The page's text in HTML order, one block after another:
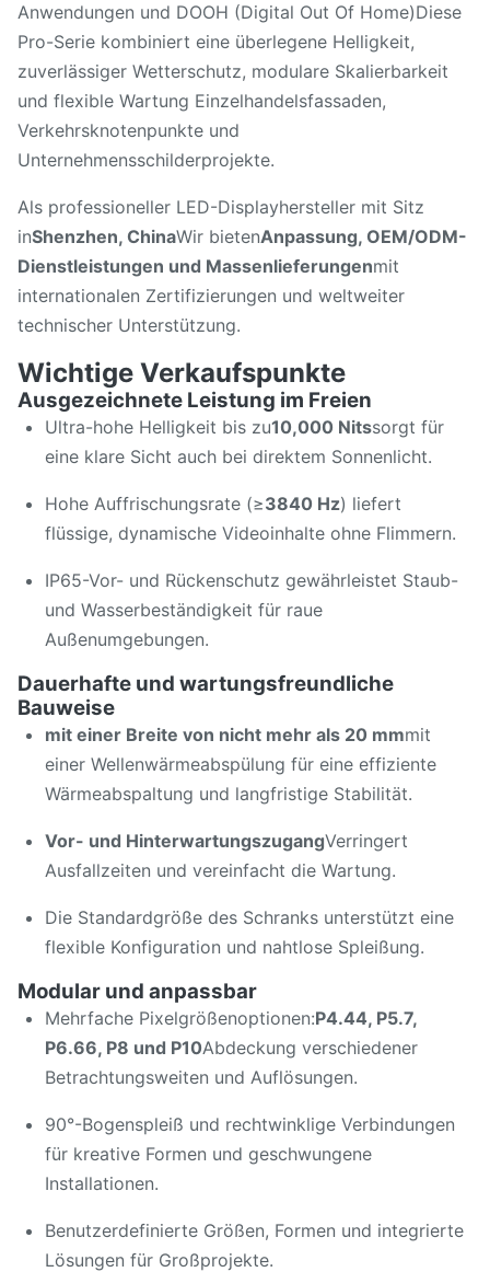
Anwendungen und DOOH (Digital Out Of Home)Diese
Pro-Serie kombiniert eine überlegene Helligkeit,
zuverlässiger Wetterschutz, modulare Skalierbarkeit
und flexible Wartung Einzelhandelsfassaden,
Verkehrsknotenpunkte und
Unternehmensschilderprojekte.
Als professioneller LED-Displayhersteller mit Sitz
inShenzhen, ChinaWir bietenAnpassung, OEM/ODM-
Dienstleistungen und Massenlieferungenmit
internationalen Zertifizierungen und weltweiter
technischer Unterstützung.
Wichtige Verkaufspunkte
Ausgezeichnete Leistung im Freien
Ultra-hohe Helligkeit bis zu10,000 Nitssorgt für
eine klare Sicht auch bei direktem Sonnenlicht.
Hohe Auffrischungsrate (≥3840 Hz) liefert
flüssige, dynamische Videoinhalte ohne Flimmern.
IP65-Vor- und Rückenschutz gewährleistet Staub-
und Wasserbeständigkeit für raue
Außenumgebungen.
Dauerhafte und wartungsfreundliche
Bauweise
mit einer Breite von nicht mehr als 20 mmmit
einer Wellenwärmeabspülung für eine effiziente
Wärmeabspaltung und langfristige Stabilität.
Vor- und HinterwartungszugangVerringert
Ausfallzeiten und vereinfacht die Wartung.
Die Standardgröße des Schranks unterstützt eine
flexible Konfiguration und nahtlose Spleißung.
Modular und anpassbar
Mehrfache Pixelgrößenoptionen:P4.44, P5.7,
P6.66, P8 und P10Abdeckung verschiedener
Betrachtungsweiten und Auflösungen.
90°-Bogenspleiß und rechtwinklige Verbindungen
für kreative Formen und geschwungene
Installationen.
Benutzerdefinierte Größen, Formen und integrierte
Lösungen für Großprojekte.